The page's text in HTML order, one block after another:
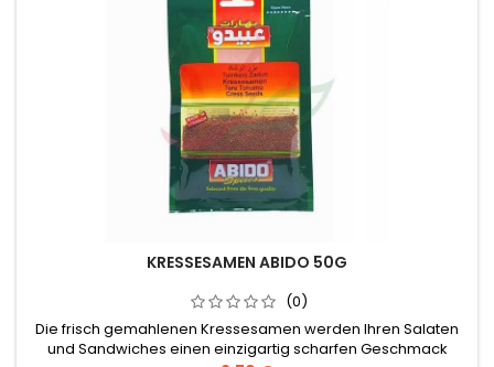
KRESSESAMEN ABIDO 50G
(0)
Die frisch gemahlenen Kressesamen werden Ihren Salaten
und Sandwiches einen einzigartig scharfen Geschmack